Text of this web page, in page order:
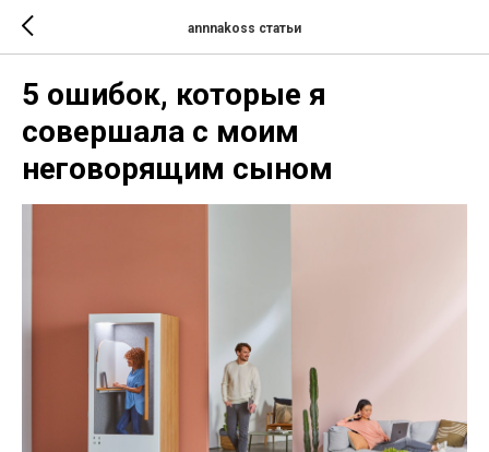
annnakoss статьи
5 ошибок, которые я
совершала с моим
неговорящим сыном